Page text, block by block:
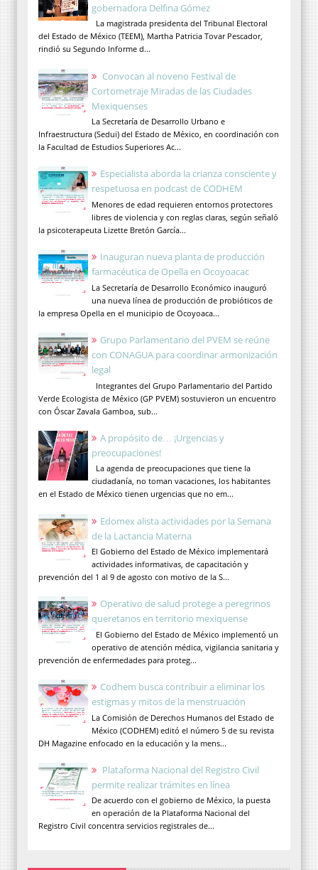
gobernadora Delfina Gómez
La magistrada presidenta del Tribunal Electoral
del Estado de México (TEEM), Martha Patricia Tovar Pescador,
rindió su Segundo Informe d...
Convocan al noveno Festival de
Cortometraje Miradas de las Ciudades
Mexiquenses
La Secretaría de Desarrollo Urbano e
Infraestructura (Sedui) del Estado de México, en coordinación con
la Facultad de Estudios Superiores Ac...
Especialista aborda la crianza consciente y
respetuosa en podcast de CODHEM
Menores de edad requieren entornos protectores
libres de violencia y con reglas claras, según señaló
la psicoterapeuta Lizette Bretón García...
Inauguran nueva planta de producción
farmacéutica de Opella en Ocoyoacac
La Secretaría de Desarrollo Económico inauguró
una nueva línea de producción de probióticos de
la empresa Opella en el municipio de Ocoyoaca...
Grupo Parlamentario del PVEM se reúne
con CONAGUA para coordinar armonización
legal
Integrantes del Grupo Parlamentario del Partido
Verde Ecologista de México (GP PVEM) sostuvieron un encuentro
con Óscar Zavala Gamboa, sub...
A propósito de… ¡Urgencias y
preocupaciones!
La agenda de preocupaciones que tiene la
ciudadanía, no toman vacaciones, los habitantes
en el Estado de México tienen urgencias que no em...
Edomex alista actividades por la Semana
de la Lactancia Materna
El Gobierno del Estado de México implementará
actividades informativas, de capacitación y
prevención del 1 al 9 de agosto con motivo de la S...
Operativo de salud protege a peregrinos
queretanos en territorio mexiquense
El Gobierno del Estado de México implementó un
operativo de atención médica, vigilancia sanitaria y
prevención de enfermedades para proteg...
Codhem busca contribuir a eliminar los
estigmas y mitos de la menstruación
La Comisión de Derechos Humanos del Estado de
México (CODHEM) editó el número 5 de su revista
DH Magazine enfocado en la educación y la mens...
Plataforma Nacional del Registro Civil
permite realizar trámites en línea
De acuerdo con el gobierno de México, la puesta
en operación de la Plataforma Nacional del
Registro Civil concentra servicios registrales de...